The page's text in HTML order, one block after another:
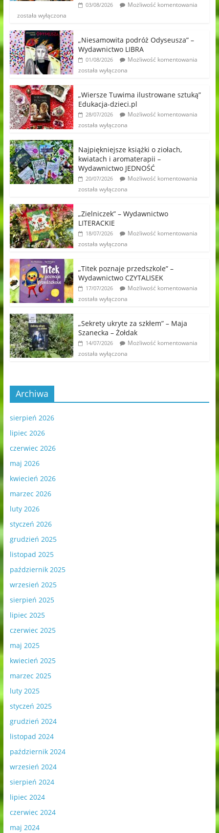
03/08/2026
Możliwość komentowania
została wyłączona
„Niesamowita podróż Odyseusza” –
Wydawnictwo LIBRA
01/08/2026
Możliwość komentowania
została wyłączona
„Wiersze Tuwima ilustrowane sztuką”
Edukacja-dzieci.pl
28/07/2026
Możliwość komentowania
została wyłączona
Najpiękniejsze książki o ziołach,
kwiatach i aromaterapii –
Wydawnictwo JEDNOŚĆ
20/07/2026
Możliwość komentowania
została wyłączona
„Zielniczek” – Wydawnictwo
LITERACKIE
18/07/2026
Możliwość komentowania
została wyłączona
„Titek poznaje przedszkole” –
Wydawnictwo CZYTALISEK
17/07/2026
Możliwość komentowania
została wyłączona
„Sekrety ukryte za szkłem” – Maja
Szanecka – Żołdak
14/07/2026
Możliwość komentowania
została wyłączona
Archiwa
sierpień 2026
lipiec 2026
czerwiec 2026
maj 2026
kwiecień 2026
marzec 2026
luty 2026
styczeń 2026
grudzień 2025
listopad 2025
październik 2025
wrzesień 2025
sierpień 2025
lipiec 2025
czerwiec 2025
maj 2025
kwiecień 2025
marzec 2025
luty 2025
styczeń 2025
grudzień 2024
listopad 2024
październik 2024
wrzesień 2024
sierpień 2024
lipiec 2024
czerwiec 2024
maj 2024